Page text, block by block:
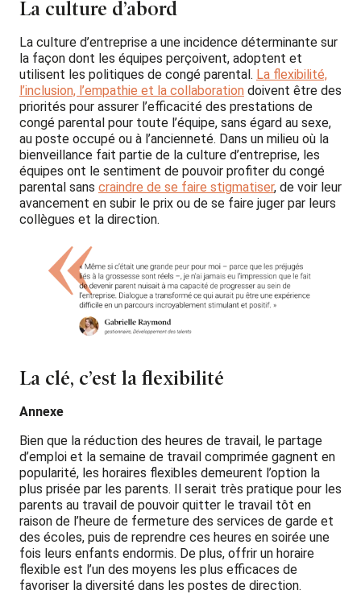
La culture d’abord
La culture d’entreprise a une incidence déterminante sur
la façon dont les équipes perçoivent, adoptent et
utilisent les politiques de congé parental. La flexibilité,
l’inclusion, l’empathie et la collaboration doivent être des
priorités pour assurer l’efficacité des prestations de
congé parental pour toute l’équipe, sans égard au sexe,
au poste occupé ou à l’ancienneté. Dans un milieu où la
bienveillance fait partie de la culture d’entreprise, les
équipes ont le sentiment de pouvoir profiter du congé
parental sans craindre de se faire stigmatiser, de voir leur
avancement en subir le prix ou de se faire juger par leurs
collègues et la direction.
La clé, c’est la flexibilité
Annexe
Bien que la réduction des heures de travail, le partage
d’emploi et la semaine de travail comprimée gagnent en
popularité, les horaires flexibles demeurent l’option la
plus prisée par les parents. Il serait très pratique pour les
parents au travail de pouvoir quitter le travail tôt en
raison de l’heure de fermeture des services de garde et
des écoles, puis de reprendre ces heures en soirée une
fois leurs enfants endormis. De plus, offrir un horaire
flexible est l’un des moyens les plus efficaces de
favoriser la diversité dans les postes de direction.